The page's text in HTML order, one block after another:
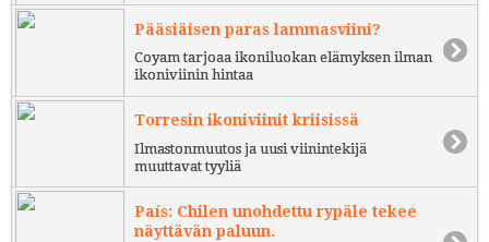
Pääsiäisen paras lammasviini?
Coyam tarjoaa ikoniluokan elämyksen ilman
ikoniviinin hintaa
Torresin ikoniviinit kriisissä
Ilmastonmuutos ja uusi viinintekijä
muuttavat tyyliä
País: Chilen unohdettu rypäle tekee
näyttävän paluun.